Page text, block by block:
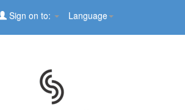
Language
Sign on to: